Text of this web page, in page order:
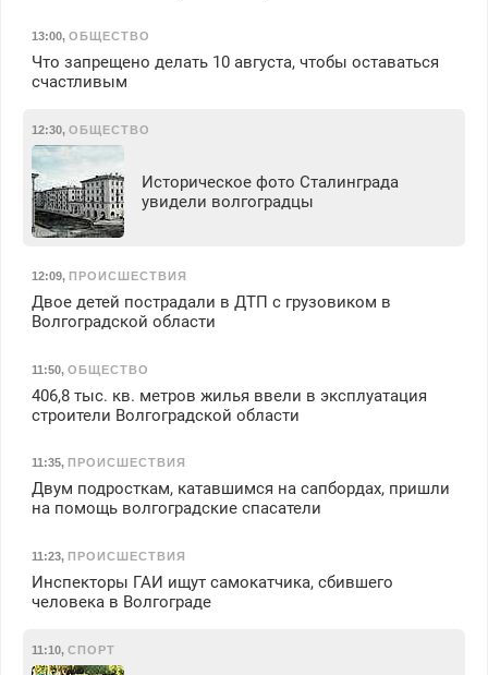
13:00, ОБЩЕСТВО
Что запрещено делать 10 августа, чтобы оставаться
счастливым
12:30, ОБЩЕСТВО
Историческое фото Сталинграда
увидели волгоградцы
12:09, ПРОИСШЕСТВИЯ
Двое детей пострадали в ДТП с грузовиком в
Волгоградской области
11:50, ОБЩЕСТВО
406,8 тыс. кв. метров жилья ввели в эксплуатация
строители Волгоградской области
11:35, ПРОИСШЕСТВИЯ
Двум подросткам, катавшимся на сапбордах, пришли
на помощь волгоградские спасатели
11:23, ПРОИСШЕСТВИЯ
Инспекторы ГАИ ищут самокатчика, сбившего
человека в Волгограде
11:10, СПОРТ